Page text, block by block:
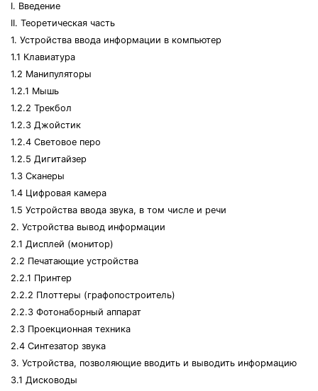
I. Введение
II. Теоретическая часть
1. Устройства ввода информации в компьютер
1.1 Клавиатура
1.2 Манипуляторы
1.2.1 Мышь
1.2.2 Трекбол
1.2.3 Джойстик
1.2.4 Световое перо
1.2.5 Дигитайзер
1.3 Сканеры
1.4 Цифровая камера
1.5 Устройства ввода звука, в том числе и речи
2. Устройства вывод информации
2.1 Дисплей (монитор)
2.2 Печатающие устройства
2.2.1 Принтер
2.2.2 Плоттеры (графопостроитель)
2.2.3 Фотонаборный аппарат
2.3 Проекционная техника
2.4 Синтезатор звука
3. Устройства, позволяющие вводить и выводить информацию
3.1 Дисководы